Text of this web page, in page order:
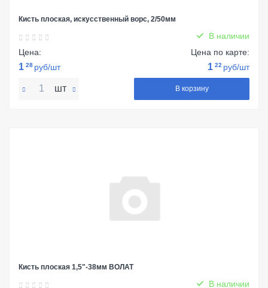
Кисть плоская, искусственный ворс, 2/50мм
В наличии
Цена:
1 28 руб/шт
Цена по карте:
1 22 руб/шт
шт В корзину
Кисть плоская 1,5"-38мм ВОЛАТ
В наличии